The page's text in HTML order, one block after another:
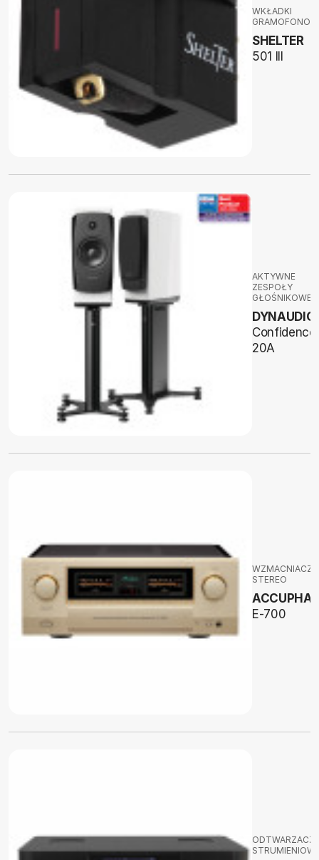
WKŁADKI
SHELTER
501 III
AKTYWNE
ZESPOŁY
GŁOŚNIKOWE
DYNAUDIO
Confidence
20A
WZMACNIACZE
STEREO
E-700
ODTWARZACZE